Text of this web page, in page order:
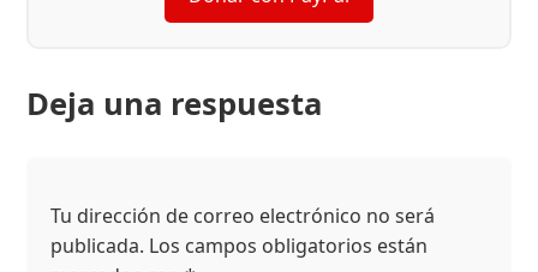
Deja una respuesta
Tu dirección de correo electrónico no será
publicada. Los campos obligatorios están